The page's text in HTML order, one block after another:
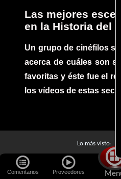
Comentarios Proveedores
Las mejores
en la Historia del
Un grupo de cinéfilos se
acerca de cuáles son
favoritas y éste fue el
los vídeos de estas
Lo más visto:
Acerca de Cineyseries
Políticas de